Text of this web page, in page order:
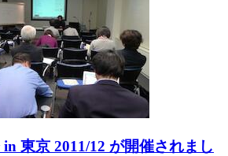
東京 2011/12 が開催されまし